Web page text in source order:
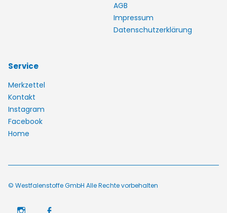
AGB
Impressum
Datenschutzerklärung
Service
Merkzettel
Kontakt
Instagram
Facebook
Home
© Westfalenstoffe GmbH Alle Rechte vorbehalten